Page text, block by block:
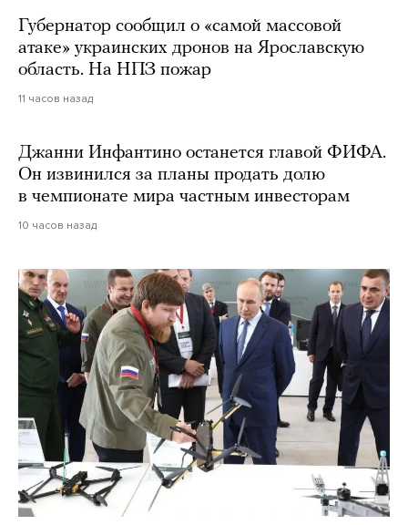
Губернатор сообщил о «самой массовой
атаке» украинских дронов на Ярославскую
область. На НПЗ пожар
11 часов назад
Джанни Инфантино останется главой ФИФА.
Он извинился за планы продать долю
в чемпионате мира частным инвесторам
10 часов назад